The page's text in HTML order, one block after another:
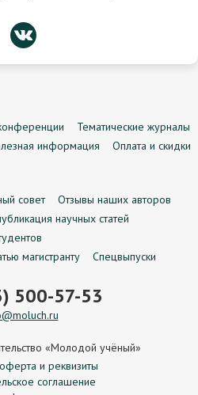
Тематические журналы
информация
Оплата и скидки
совет
Отзывы наших авторов
научных статей
магистранту
Спецвыпуски
500-57-53
«Молодой учёный»
и реквизиты
соглашение